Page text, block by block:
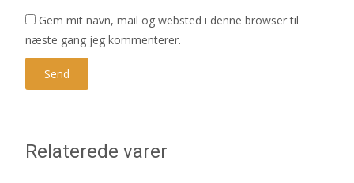
Gem mit navn, mail og websted i denne browser til
næste gang jeg kommenterer.
Relaterede varer